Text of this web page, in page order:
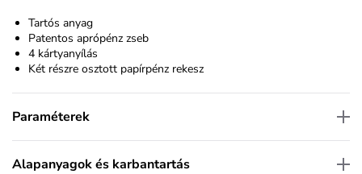
Tartós anyag
Patentos aprópénz zseb
4 kártyanyílás
Két részre osztott papírpénz rekesz
Paraméterek
Alapanyagok és karbantartás